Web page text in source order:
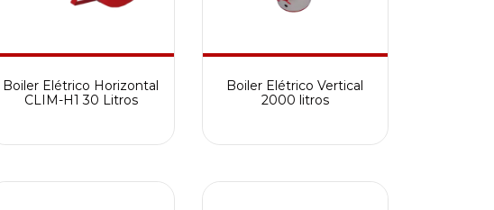
Boiler Elétrico Horizontal
CLIM-H1 30 Litros
Boiler Elétrico Vertical
2000 litros